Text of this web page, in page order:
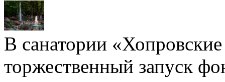
В санатории «Хопровские
торжественный запуск